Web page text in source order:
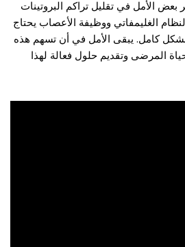
الأمل في تقليل تراكم البروتينات
الغليمفاتي ووظيفة الأعصاب يحتاج
كامل. يبقى الأمل في أن تسهم هذه
المرضى وتقديم حلول فعالة لهذا